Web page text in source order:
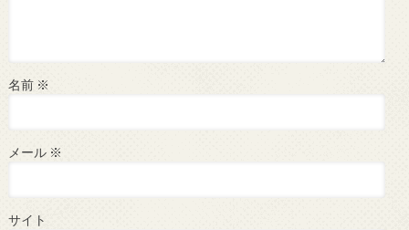
名前 ※
メール ※
サイト